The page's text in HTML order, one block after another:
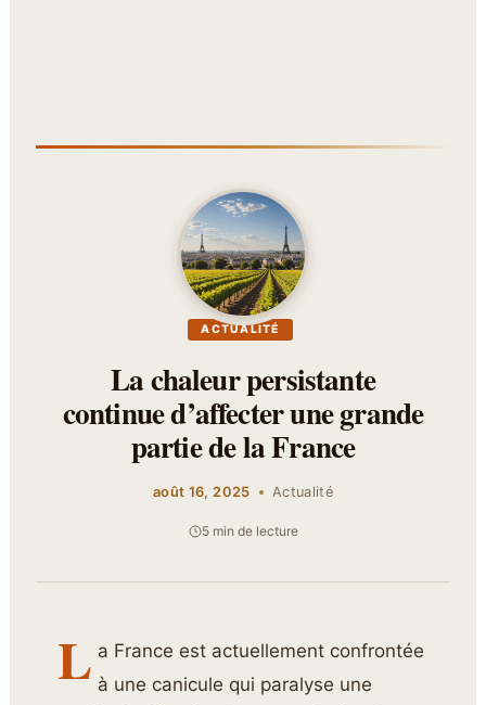
ACTUALITÉ
La chaleur persistante
continue d’affecter une grande
partie de la France
août 16, 2025 Actualité
5 min de lecture
L a France est actuellement confrontée
à une canicule qui paralyse une